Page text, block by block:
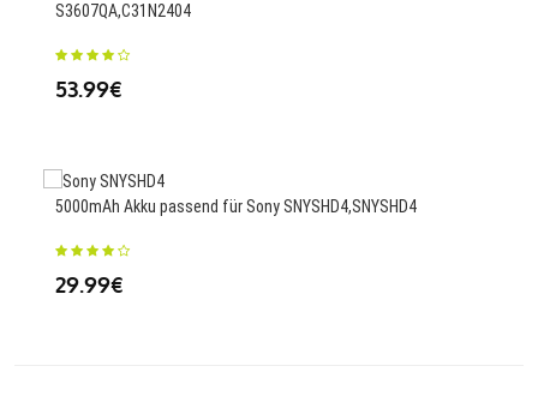
S3607QA,C31N2404
53.99€
5000mAh Akku passend für Sony SNYSHD4,SNYSHD4
29.99€